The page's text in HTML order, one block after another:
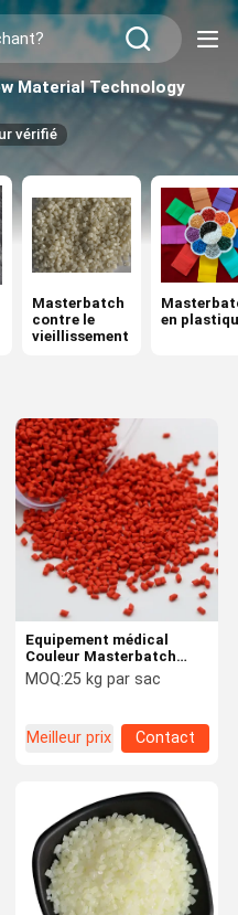
Material Technology
vérifié
Masterbatch
contre le
vieillissement
en
Equipement médical
Couleur Masterbatch
Facile à traiter
Compatibilité élevée
MOQ:25 kg par sac
Meilleur prix Contact